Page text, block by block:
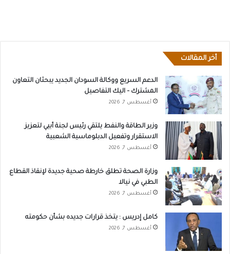
أخر المقالات
الدعم السريع ووكالة السودان الجديد يبحثان التعاون
المشترك – اليك التفاصيل
أغسطس 7, 2026
وزير الطاقة والنفط يلتقي رئيس لجنة أبيي لتعزيز
الاستقرار وتفعيل الدبلوماسية الشعبية
أغسطس 7, 2026
وزارة الصحة تطلق خارطة صحية جديدة لإنقاذ القطاع
الطبي في نيالا
أغسطس 7, 2026
كامل إدريس : يتخذ قرارات جديده بشأن حكومته
أغسطس 7, 2026